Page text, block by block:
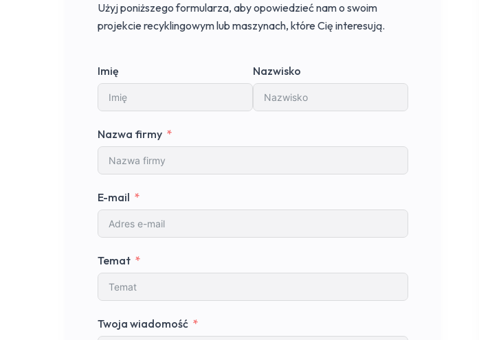
Użyj poniższego formularza, aby opowiedzieć nam o swoim
projekcie recyklingowym lub maszynach, które Cię interesują.
Imię Nazwisko
Nazwa firmy
E-mail
Temat
Twoja wiadomość